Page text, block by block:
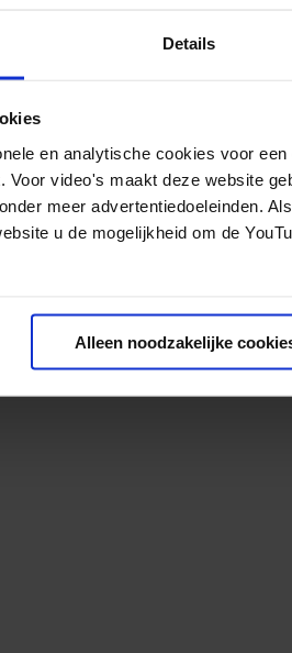
Details
en analytische cookies voor
video's maakt deze website
meer advertentiedoeleinden.
u de mogelijkheid om de
Alleen noodzakelijke